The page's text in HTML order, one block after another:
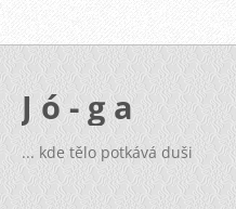
J ó - g a
... kde tělo potkává duši